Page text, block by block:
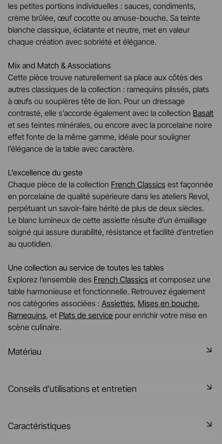
les petites portions individuelles : sauces, condiments,
crème brûlée, œuf cocotte ou amuse-bouche. Sa teinte
blanche classique, éclatante et neutre, met en valeur
chaque création avec sobriété et élégance.
Mix and Match & Associations
Cette pièce trouve naturellement sa place aux côtés des
autres classiques de la collection : ramequins plissés, plats
à œufs ou soupières tête de lion. Pour un dressage
contrasté, elle s’accorde également avec la collection Basalt
et ses teintes minérales, ou encore avec la porcelaine noire
effet fonte de la même gamme, idéale pour souligner
l’élégance de la table avec caractère.
L’excellence du geste
Chaque pièce de la collection French Classics est façonnée
en porcelaine de qualité supérieure dans les ateliers Revol,
perpétuant un savoir-faire hérité de plus de deux siècles.
Le blanc lumineux de cette assiette résulte d’un émaillage
soigné qui assure durabilité, résistance et facilité d’entretien
au quotidien.
Une collection au service de toutes les tables
Explorez l’ensemble des French Classics et composez une
table harmonieuse et fonctionnelle. Retrouvez également
nos catégories associées : Assiettes, Mises en bouche,
Ramequins, et Plats de service pour enrichir votre mise en
scène culinaire.
Matériau
matières premières minérales rigoureusement
chocs thermiques et mécaniques et retient la chaleur. Elle
Conseils d'utilisations et entretien
Caractéristiques